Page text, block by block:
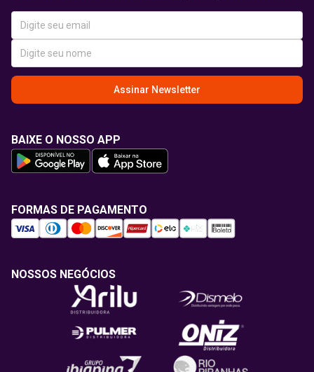
Assinar Newsletter
BAIXE O NOSSO APP
FORMAS DE PAGAMENTO
NOSSOS NEGÓCIOS